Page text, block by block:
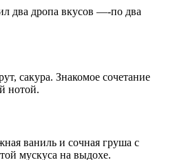
два дропа вкусов —-по два
сакура. Знакомое сочетание
нотой.
ваниль и сочная груша с
мускуса на выдохе.